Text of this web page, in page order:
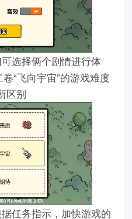
选择俩个剧情进行体
“飞向宇宙”的游戏难度
区别
任务指示，加快游戏的